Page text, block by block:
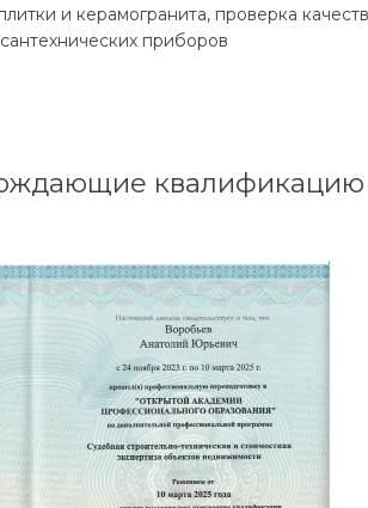
и керамогранита, проверка
приборов
квалификацию